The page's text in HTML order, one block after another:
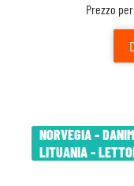
Prezzo
NORVEGIA -
LITUANIA -